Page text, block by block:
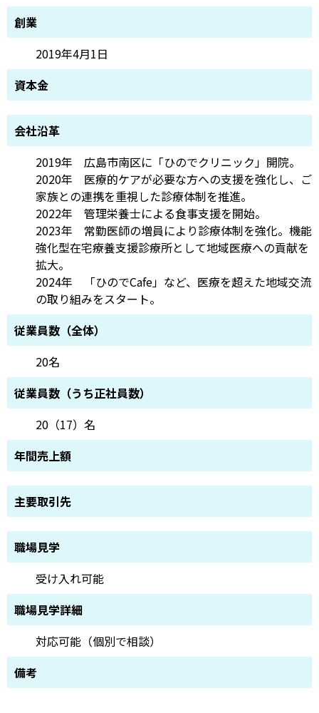
創業
2019年4月1日
資本金
会社沿革
2019年 広島市南区に「ひのでクリニック」開院。
2020年 医療的ケアが必要な方への支援を強化し、ご
家族との連携を重視した診療体制を推進。
2022年 管理栄養士による食事支援を開始。
2023年 常勤医師の増員により診療体制を強化。機能
強化型在宅療養支援診療所として地域医療への貢献を
拡大。
2024年 「ひのでCafe」など、医療を超えた地域交流
の取り組みをスタート。
従業員数（全体）
20名
従業員数（うち正社員数）
20（17）名
年間売上額
主要取引先
職場見学
受け入れ可能
職場見学詳細
対応可能（個別で相談）
備考